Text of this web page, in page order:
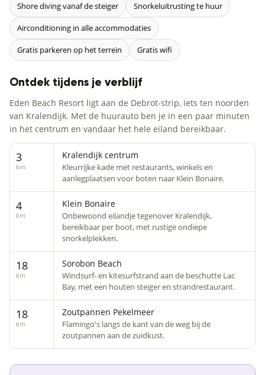
Shore diving vanaf de steiger Snorkeluitrusting te huur
Airconditioning in alle accommodaties
Gratis parkeren op het terrein Gratis wifi
Ontdek tijdens je verblijf
Eden Beach Resort ligt aan de Debrot-strip, iets ten noorden
van Kralendijk. Met de huurauto ben je in een paar minuten
in het centrum en vandaar het hele eiland bereikbaar.
3
km
Kralendijk centrum
Kleurrijke kade met restaurants, winkels en
aanlegplaatsen voor boten naar Klein Bonaire.
4
km
Klein Bonaire
Onbewoond eilandje tegenover Kralendijk,
bereikbaar per boot, met rustige ondiepe
snorkelplekken.
18
km
Sorobon Beach
Windsurf- en kitesurfstrand aan de beschutte Lac
Bay, met een houten steiger en strandrestaurant.
18
km
Zoutpannen Pekelmeer
Flamingo's langs de kant van de weg bij de
zoutpannen aan de zuidkust.